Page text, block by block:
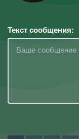
Текст сообщения: